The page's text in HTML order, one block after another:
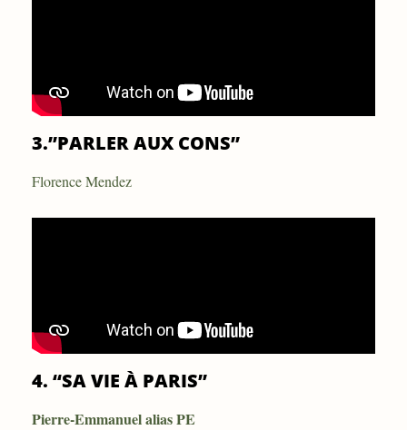
3.”PARLER AUX CONS”
Florence Mendez
4. “SA VIE À PARIS”
Pierre-Emmanuel alias PE